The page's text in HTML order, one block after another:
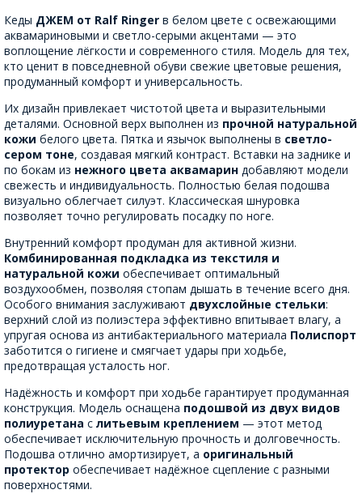
Кеды ДЖЕМ от Ralf Ringer в белом цвете с освежающими
аквамариновыми и светло-серыми акцентами — это
воплощение лёгкости и современного стиля. Модель для тех,
кто ценит в повседневной обуви свежие цветовые решения,
продуманный комфорт и универсальность.
Их дизайн привлекает чистотой цвета и выразительными
деталями. Основной верх выполнен из прочной натуральной
кожи белого цвета. Пятка и язычок выполнены в светло-
сером тоне, создавая мягкий контраст. Вставки на заднике и
по бокам из нежного цвета аквамарин добавляют модели
свежесть и индивидуальность. Полностью белая подошва
визуально облегчает силуэт. Классическая шнуровка
позволяет точно регулировать посадку по ноге.
Внутренний комфорт продуман для активной жизни.
Комбинированная подкладка из текстиля и
натуральной кожи обеспечивает оптимальный
воздухообмен, позволяя стопам дышать в течение всего дня.
Особого внимания заслуживают двухслойные стельки:
верхний слой из полиэстера эффективно впитывает влагу, а
упругая основа из антибактериального материала Полиспорт
заботится о гигиене и смягчает удары при ходьбе,
предотвращая усталость ног.
Надёжность и комфорт при ходьбе гарантирует продуманная
конструкция. Модель оснащена подошвой из двух видов
полиуретана с литьевым креплением — этот метод
обеспечивает исключительную прочность и долговечность.
Подошва отлично амортизирует, а оригинальный
протектор обеспечивает надёжное сцепление с разными
поверхностями.